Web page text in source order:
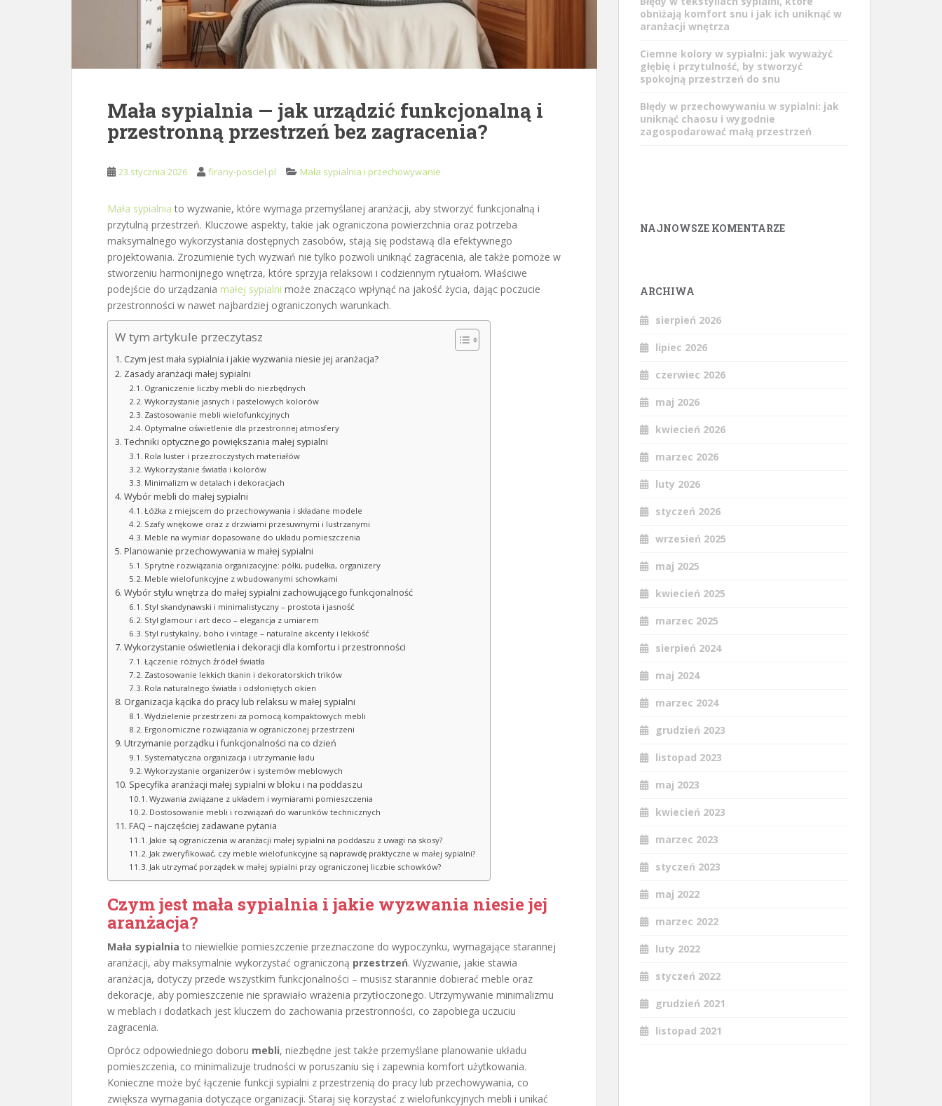
Mała sypialnia — jak urządzić funkcjonalną i
przestronną przestrzeń bez zagracenia?
23 stycznia 2026 firany-posciel.pl Mała sypialnia i przechowywanie
Mała sypialnia to wyzwanie, które wymaga przemyślanej aranżacji, aby stworzyć funkcjonalną i
przytulną przestrzeń. Kluczowe aspekty, takie jak ograniczona powierzchnia oraz potrzeba
maksymalnego wykorzystania dostępnych zasobów, stają się podstawą dla efektywnego
projektowania. Zrozumienie tych wyzwań nie tylko pozwoli uniknąć zagracenia, ale także pomoże w
stworzeniu harmonijnego wnętrza, które sprzyja relaksowi i codziennym rytuałom. Właściwe
podejście do urządzania małej sypialni może znacząco wpłynąć na jakość życia, dając poczucie
przestronności w nawet najbardziej ograniczonych warunkach.
W tym artykule przeczytasz
Czym jest mała sypialnia i jakie wyzwania niesie jej aranżacja?
Zasady aranżacji małej sypialni
Ograniczenie liczby mebli do niezbędnych
Wykorzystanie jasnych i pastelowych kolorów
Zastosowanie mebli wielofunkcyjnych
Optymalne oświetlenie dla przestronnej atmosfery
Techniki optycznego powiększania małej sypialni
Rola luster i przezroczystych materiałów
Wykorzystanie światła i kolorów
Minimalizm w detalach i dekoracjach
Wybór mebli do małej sypialni
Łóżka z miejscem do przechowywania i składane modele
Szafy wnękowe oraz z drzwiami przesuwnymi i lustrzanymi
Meble na wymiar dopasowane do układu pomieszczenia
Planowanie przechowywania w małej sypialni
Sprytne rozwiązania organizacyjne: półki, pudełka, organizery
Meble wielofunkcyjne z wbudowanymi schowkami
Wybór stylu wnętrza do małej sypialni zachowującego funkcjonalność
Styl skandynawski i minimalistyczny – prostota i jasność
Styl glamour i art deco – elegancja z umiarem
Styl rustykalny, boho i vintage – naturalne akcenty i lekkość
Wykorzystanie oświetlenia i dekoracji dla komfortu i przestronności
Łączenie różnych źródeł światła
Zastosowanie lekkich tkanin i dekoratorskich trików
Rola naturalnego światła i odsłoniętych okien
Organizacja kącika do pracy lub relaksu w małej sypialni
Wydzielenie przestrzeni za pomocą kompaktowych mebli
Ergonomiczne rozwiązania w ograniczonej przestrzeni
Utrzymanie porządku i funkcjonalności na co dzień
Systematyczna organizacja i utrzymanie ładu
Wykorzystanie organizerów i systemów meblowych
Specyfika aranżacji małej sypialni w bloku i na poddaszu
Wyzwania związane z układem i wymiarami pomieszczenia
Dostosowanie mebli i rozwiązań do warunków technicznych
FAQ – najczęściej zadawane pytania
Jakie są ograniczenia w aranżacji małej sypialni na poddaszu z uwagi na skosy?
Jak zweryfikować, czy meble wielofunkcyjne są naprawdę praktyczne w małej sypialni?
Jak utrzymać porządek w małej sypialni przy ograniczonej liczbie schowków?
Czym jest mała sypialnia i jakie wyzwania niesie jej
aranżacja?
Mała sypialnia to niewielkie pomieszczenie przeznaczone do wypoczynku, wymagające starannej
aranżacji, aby maksymalnie wykorzystać ograniczoną przestrzeń. Wyzwanie, jakie stawia
aranżacja, dotyczy przede wszystkim funkcjonalności – musisz starannie dobierać meble oraz
dekoracje, aby pomieszczenie nie sprawiało wrażenia przytłoczonego. Utrzymywanie minimalizmu
w meblach i dodatkach jest kluczem do zachowania przestronności, co zapobiega uczuciu
zagracenia.
Oprócz odpowiedniego doboru mebli, niezbędne jest także przemyślane planowanie układu
pomieszczenia, co minimalizuje trudności w poruszaniu się i zapewnia komfort użytkowania.
Konieczne może być łączenie funkcji sypialni z przestrzenią do pracy lub przechowywania, co
zwiększa wymagania dotyczące organizacji. Staraj się korzystać z wielofunkcyjnych mebli i unikać
obniżają komfort snu i jak ich uniknąć w
aranżacji wnętrza
Ciemne kolory w sypialni: jak wyważyć
głębię i przytulność, by stworzyć
spokojną przestrzeń do snu
Błędy w przechowywaniu w sypialni: jak
uniknąć chaosu i wygodnie
zagospodarować małą przestrzeń
NAJNOWSZE KOMENTARZE
ARCHIWA
sierpień 2026
lipiec 2026
czerwiec 2026
maj 2026
kwiecień 2026
marzec 2026
luty 2026
styczeń 2026
wrzesień 2025
maj 2025
kwiecień 2025
marzec 2025
sierpień 2024
maj 2024
marzec 2024
grudzień 2023
listopad 2023
maj 2023
kwiecień 2023
marzec 2023
styczeń 2023
maj 2022
marzec 2022
luty 2022
styczeń 2022
grudzień 2021
listopad 2021